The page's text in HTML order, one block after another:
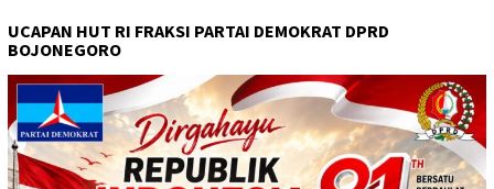
UCAPAN HUT RI FRAKSI PARTAI DEMOKRAT DPRD
BOJONEGORO